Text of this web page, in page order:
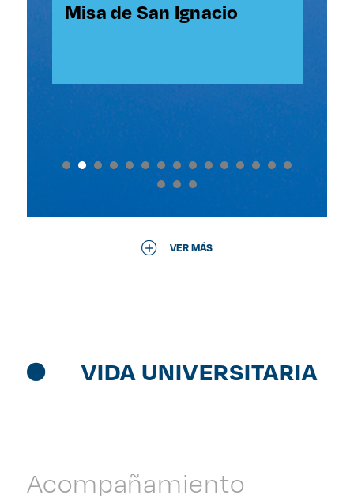
SJ
Misa de San Ignacio
VER MÁS
VIDA UNIVERSITARIA
Acompañamiento